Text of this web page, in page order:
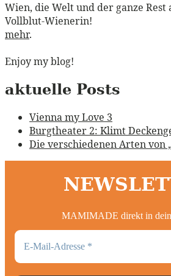
Wien, die Welt und der ganze Rest
Vollblut-Wienerin!
mehr.
Enjoy my blog!
aktuelle Posts
Vienna my Love 3
Burgtheater 2: Klimt
Die verschiedenen Arten von
MAMIMADE direkt in